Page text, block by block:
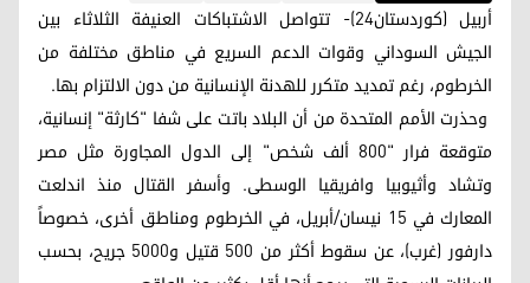
أربيل (كوردستان24)- تتواصل الاشتباكات العنيفة الثلاثاء بين
الجيش السوداني وقوات الدعم السريع في مناطق مختلفة من
الخرطوم، رغم تمديد متكرر للهدنة الإنسانية من دون الالتزام بها.
وحذرت الأمم المتحدة من أن البلاد باتت على شفا "كارثة" إنسانية،
متوقعة فرار "800 ألف شخص" إلى الدول المجاورة مثل مصر
وتشاد وأثيوبيا وافريقيا الوسطى. وأسفر القتال منذ اندلعت
المعارك في 15 نيسان/أبريل، في الخرطوم ومناطق أخرى، خصوصاً
دارفور (غرب)، عن سقوط أكثر من 500 قتيل و5000 جريح، بحسب